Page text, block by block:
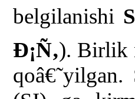
belgilanishi
Ð¡Ñ‚). Birlik